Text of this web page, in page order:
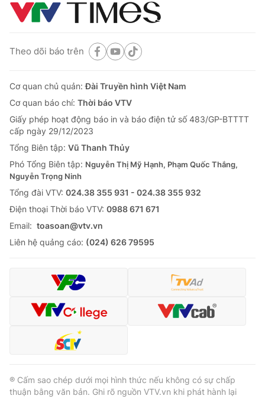
Theo dõi báo trên
Cơ quan chủ quản:Đài Truyền hình Việt Nam
Cơ quan báo chí: Thời báo VTV
Giấy phép hoạt động báo in và báo điện tử số 483/GP-BTTTT
cấp ngày 29/12/2023
Tổng Biên tập: Vũ Thanh Thủy
Phó Tổng Biên tập: Nguyễn Thị Mỹ Hạnh, Phạm Quốc Thắng,
Nguyễn Trọng Ninh
Tổng đài VTV: 024.38 355 931 - 024.38 355 932
Ðiện thoại Thời báo VTV: 0988 671 671
Email: toasoan@vtv.vn
Liên hệ quảng cáo: (024) 626 79595
® Cấm sao chép dưới mọi hình thức nếu không có sự chấp
thuận bằng văn bản. Ghi rõ nguồn VTV.vn khi phát hành lại